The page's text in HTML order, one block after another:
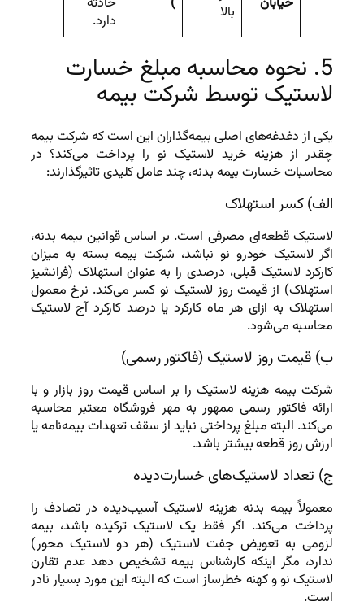
بالا
دارد.
5. نحوه محاسبه مبلغ خسارت
لاستیک توسط شرکت بیمه
یکی از دغدغه‌های اصلی بیمه‌گذاران این است که شرکت بیمه
چقدر از هزینه خرید لاستیک نو را پرداخت می‌کند؟ در
محاسبات خسارت بیمه بدنه، چند عامل کلیدی تاثیرگذارند:
الف) کسر استهلاک
لاستیک قطعه‌ای مصرفی است. بر اساس قوانین بیمه بدنه،
اگر لاستیک خودرو نو نباشد، شرکت بیمه بسته به میزان
کارکرد لاستیک قبلی، درصدی را به عنوان استهلاک (فرانشیز
استهلاک) از قیمت روز لاستیک نو کسر می‌کند. نرخ معمول
استهلاک به ازای هر ماه کارکرد یا درصد کارکرد آج لاستیک
محاسبه می‌شود.
ب) قیمت روز لاستیک (فاکتور رسمی)
شرکت بیمه هزینه لاستیک را بر اساس قیمت روز بازار و با
ارائه فاکتور رسمی ممهور به مهر فروشگاه معتبر محاسبه
می‌کند. البته مبلغ پرداختی نباید از سقف تعهدات بیمه‌نامه یا
ارزش روز قطعه بیشتر باشد.
ج) تعداد لاستیک‌های خسارت‌دیده
معمولاً بیمه بدنه هزینه لاستیک آسیب‌دیده در تصادف را
پرداخت می‌کند. اگر فقط یک لاستیک ترکیده باشد، بیمه
لزومی به تعویض جفت لاستیک (هر دو لاستیک محور)
ندارد، مگر اینکه کارشناس بیمه تشخیص دهد عدم تقارن
لاستیک نو و کهنه خطرساز است که البته این مورد بسیار نادر
است.